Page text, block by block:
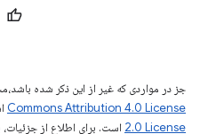
جز در مواردی که غیر از این ذکر شده
Commons Attribution 4.0 License
2.0 License است. برای اطلاع از جزئیات،